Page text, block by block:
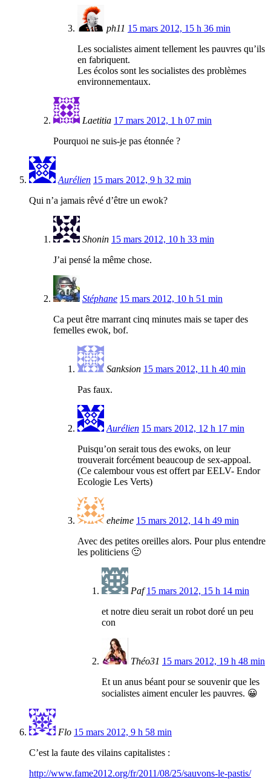
ph11 15 mars 2012, 15 h 36 min
Les socialistes aiment tellement les pauvres qu’ils
en fabriquent.
Les écolos sont les socialistes des problèmes
environnementaux.
Laetitia 17 mars 2012, 1 h 07 min
Pourquoi ne suis-je pas étonnée ?
Aurélien 15 mars 2012, 9 h 32 min
Qui n’a jamais rêvé d’être un ewok?
Shonin 15 mars 2012, 10 h 33 min
J’ai pensé la même chose.
Stéphane 15 mars 2012, 10 h 51 min
Ca peut être marrant cinq minutes mais se taper des
femelles ewok, bof.
Sanksion 15 mars 2012, 11 h 40 min
Pas faux.
Aurélien 15 mars 2012, 12 h 17 min
Puisqu’on serait tous des ewoks, on leur
trouverait forcément beaucoup de sex-appoal.
(Ce calembour vous est offert par EELV- Endor
Ecologie Les Verts)
eheime 15 mars 2012, 14 h 49 min
Avec des petites oreilles alors. Pour plus entendre
les politiciens 🙂
Paf 15 mars 2012, 15 h 14 min
et notre dieu serait un robot doré un peu
con
Théo31 15 mars 2012, 19 h 48 min
Et un anus béant pour se souvenir que les
socialistes aiment enculer les pauvres. 😀
Flo 15 mars 2012, 9 h 58 min
C’est la faute des vilains capitalistes :
http://www.fame2012.org/fr/2011/08/25/sauvons-le-pastis/